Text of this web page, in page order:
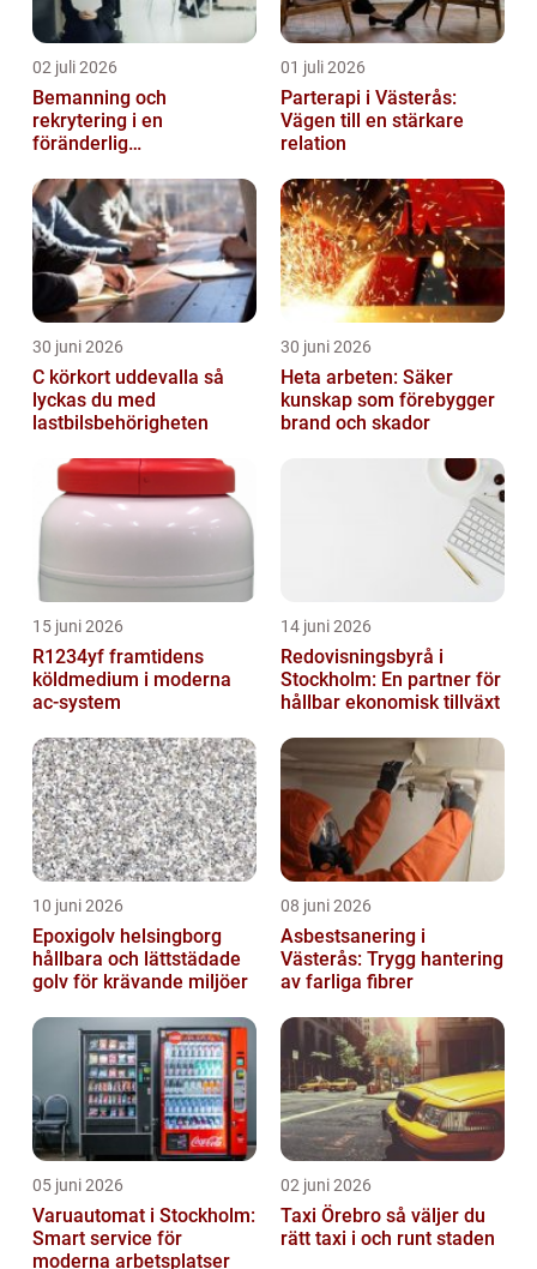
02 juli 2026
Bemanning och
rekrytering i en
föränderlig
01 juli 2026
Parterapi i Västerås:
Vägen till en stärkare
relation
30 juni 2026
C körkort uddevalla så
lyckas du med
lastbilsbehörigheten
30 juni 2026
Heta arbeten: Säker
kunskap som förebygger
brand och skador
15 juni 2026
R1234yf framtidens
köldmedium i moderna
ac-system
14 juni 2026
Redovisningsbyrå i
Stockholm: En partner för
hållbar ekonomisk tillväxt
10 juni 2026
Epoxigolv helsingborg
hållbara och lättstädade
golv för krävande miljöer
08 juni 2026
Asbestsanering i
Västerås: Trygg hantering
av farliga fibrer
05 juni 2026
Varuautomat i Stockholm:
Smart service för
moderna arbetsplatser
02 juni 2026
Taxi Örebro så väljer du
rätt taxi i och runt staden